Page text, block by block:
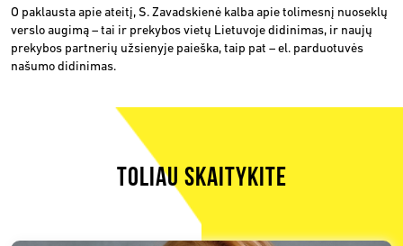
O paklausta apie ateitį, S. Zavadskienė kalba apie tolimesnį nuoseklų
verslo augimą – tai ir prekybos vietų Lietuvoje didinimas, ir naujų
prekybos partnerių užsienyje paieška, taip pat – el. parduotuvės
našumo didinimas.
TOLIAU SKAITYKITE